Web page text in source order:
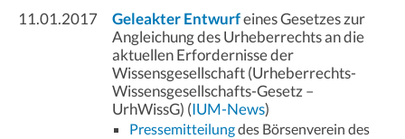
11.01.2017 Geleakter Entwurfeines Gesetzes zur
Angleichung des Urheberrechts an die
aktuellen Erfordernisse der
Wissensgesellschaft (Urheberrechts-
Wissensgesellschafts-Gesetz –
UrhWissG) (IUM-News)
Pressemitteilungdes Börsenverein des